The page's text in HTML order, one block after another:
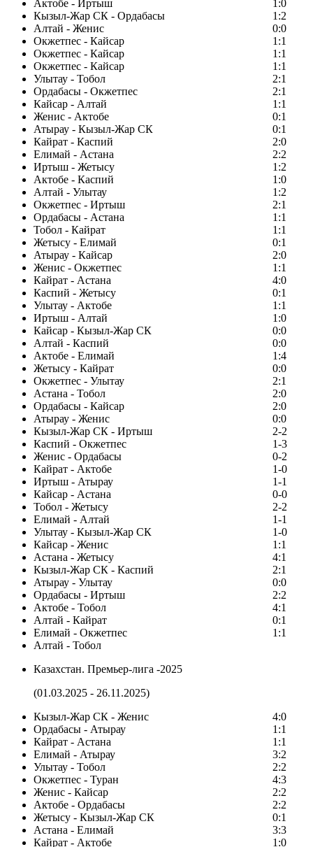
Актобе - Иртыш
1:0
Кызыл-Жар СК - Ордабасы
1:2
Алтай - Женис
0:0
Окжетпес - Кайсар
1:1
Окжетпес - Кайсар
1:1
Окжетпес - Кайсар
1:1
Улытау - Тобол
2:1
Ордабасы - Окжетпес
2:1
Кайсар - Алтай
1:1
Женис - Актобе
0:1
Атырау - Кызыл-Жар СК
0:1
Кайрат - Каспий
2:0
Елимай - Астана
2:2
Иртыш - Жетысу
1:2
Актобе - Каспий
1:0
Алтай - Улытау
1:2
Окжетпес - Иртыш
2:1
Ордабасы - Астана
1:1
Тобол - Кайрат
1:1
Жетысу - Елимай
0:1
Атырау - Кайсар
2:0
Женис - Окжетпес
1:1
Кайрат - Астана
4:0
Каспий - Жетысу
0:1
Улытау - Актобе
1:1
Иртыш - Алтай
1:0
Кайсар - Кызыл-Жар СК
0:0
Алтай - Каспий
0:0
Актобе - Елимай
1:4
Жетысу - Кайрат
0:0
Окжетпес - Улытау
2:1
Астана - Тобол
2:0
Ордабасы - Кайсар
2:0
Атырау - Женис
0:0
Кызыл-Жар СК - Иртыш
2-2
Каспий - Окжетпес
1-3
Женис - Ордабасы
0-2
Кайрат - Актобе
1-0
Иртыш - Атырау
1-1
Кайсар - Астана
0-0
Тобол - Жетысу
2-2
Елимай - Алтай
1-1
Улытау - Кызыл-Жар СК
1-0
Кайсар - Женис
1:1
Астана - Жетысу
4:1
Кызыл-Жар СК - Каспий
2:1
Атырау - Улытау
0:0
Ордабасы - Иртыш
2:2
Актобе - Тобол
4:1
Алтай - Кайрат
0:1
Елимай - Окжетпес
1:1
Алтай - Тобол
Казахстан. Премьер-лига -2025
(01.03.2025 - 26.11.2025)
Кызыл-Жар СК - Женис
4:0
Ордабасы - Атырау
1:1
Кайрат - Астана
1:1
Елимай - Атырау
3:2
Улытау - Тобол
2:2
Окжетпес - Туран
4:3
Женис - Кайсар
2:2
Актобе - Ордабасы
2:2
Жетысу - Кызыл-Жар СК
0:1
Астана - Елимай
3:3
Кайрат - Актобе
1:0